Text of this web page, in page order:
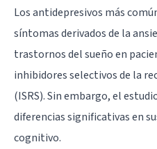
Los antidepresivos más
síntomas derivados de la
trastornos del sueño en
inhibidores selectivos de la
(ISRS). Sin embargo, el
diferencias significativas en
cognitivo.